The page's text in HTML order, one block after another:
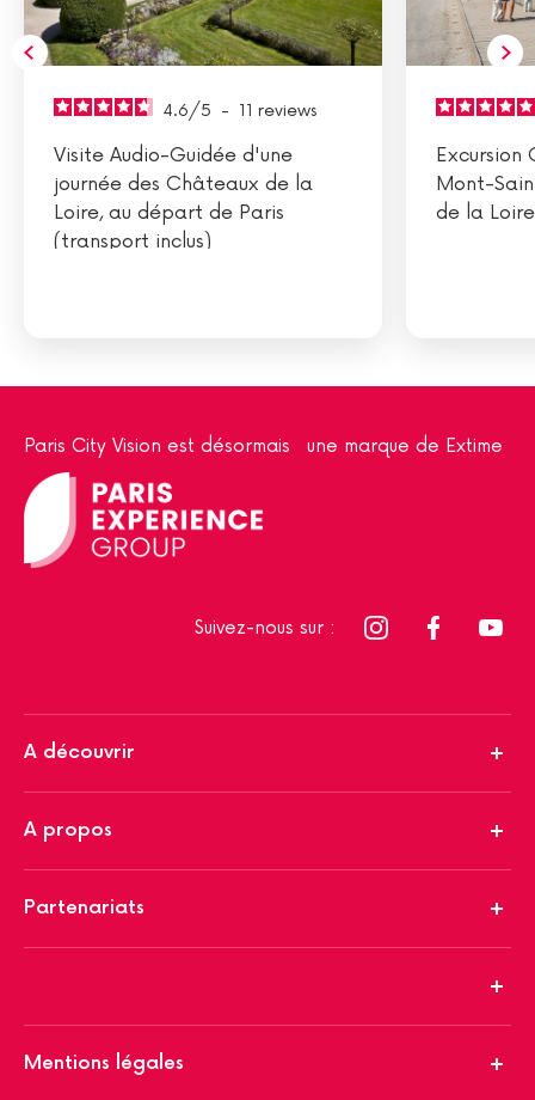
4.6/5 - 11 reviews
Visite Audio-Guidée d'une
journée des Châteaux de la
Loire, au départ de Paris
(transport inclus)
Excursion
Mont-
de la Loire
Paris City Vision est désormais une marque de Extime
Suivez-nous sur :
A découvrir
A propos
Partenariats
Mentions légales